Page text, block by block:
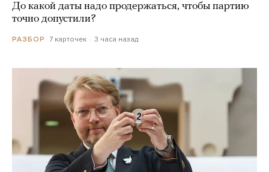
До какой даты надо продержаться, чтобы партию
точно допустили?
РАЗБОР 7 карточек 3 часа назад